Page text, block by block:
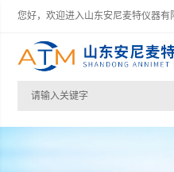
您好，欢迎进入山东安尼麦特仪器有